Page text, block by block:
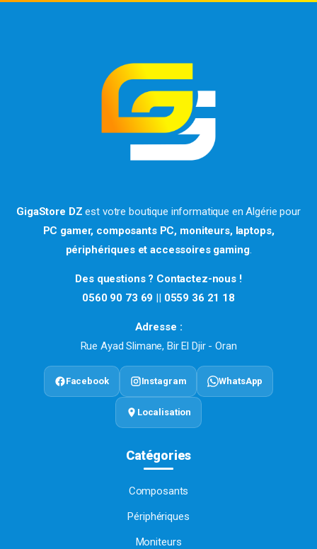
GigaStore DZ est votre boutique informatique en Algérie pour
PC gamer, composants PC, moniteurs, laptops,
périphériques et accessoires gaming.
Des questions ? Contactez-nous !
0560 90 73 69 || 0559 36 21 18
Adresse :
Rue Ayad Slimane, Bir El Djir - Oran
Facebook Instagram WhatsApp
Localisation
Catégories
Composants
Périphériques
Moniteurs